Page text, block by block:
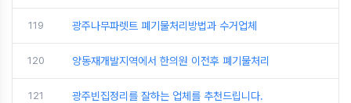
119 광주나무파렛트 폐기물처리방법과 수거업체
120 양동재개발지역에서 한의원 이전후 폐기물처리
121 광주빈집정리를 잘하는 업체를 추천드립니다.